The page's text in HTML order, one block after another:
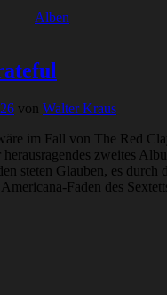
Alben
von Walter Kraus
im Fall von The Red
zweites
steten Glauben, es
Faden des